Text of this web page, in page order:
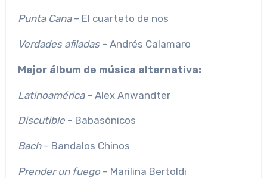
Punta Cana– El cuarteto de nos
Verdades afiladas– Andrés Calamaro
Mejor álbum de música alternativa:
Latinoamérica– Alex Anwandter
Discutible– Babasónicos
Bach– Bandalos Chinos
Prender un fuego– Marilina Bertoldi